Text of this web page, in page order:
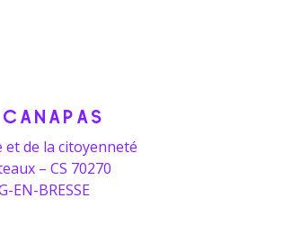
de la citoyenneté
– CS 70270
EN-BRESSE